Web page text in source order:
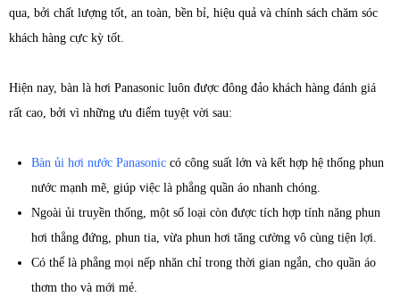
qua, bởi chất lượng tốt, an toàn, bền bỉ, hiệu quả và chính sách chăm sóc
khách hàng cực kỳ tốt.
Hiện nay, bàn là hơi Panasonic luôn được đông đảo khách hàng đánh giá
rất cao, bởi vì những ưu điểm tuyệt vời sau:
Bàn ủi hơi nước Panasonic có công suất lớn và kết hợp hệ thống phun
nước mạnh mẽ, giúp việc là phẳng quần áo nhanh chóng.
Ngoài ủi truyền thống, một số loại còn được tích hợp tính năng phun
hơi thẳng đứng, phun tia, vừa phun hơi tăng cường vô cùng tiện lợi.
Có thể là phẳng mọi nếp nhăn chỉ trong thời gian ngắn, cho quần áo
thơm tho và mới mẻ.